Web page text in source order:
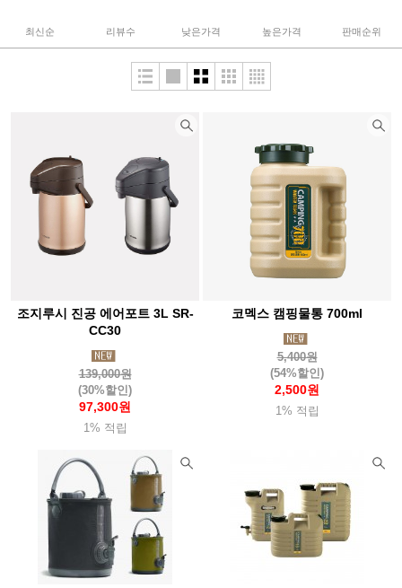
최신순 리뷰수 낮은가격 높은가격 판매순위
조지루시 진공 에어포트 3L SR-
CC30
139,000원
(30%할인)
97,300원
1% 적립
코멕스 캠핑물통 700ml
5,400원
(54%할인)
2,500원
1% 적립